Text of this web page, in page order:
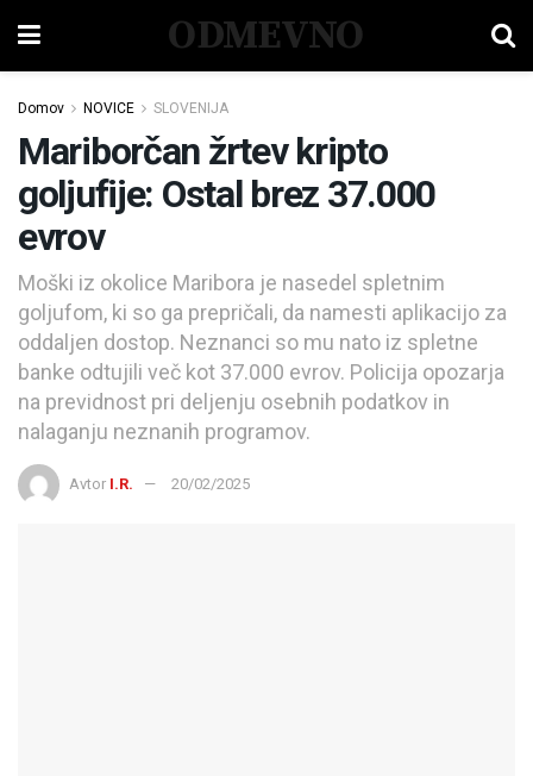
ODMEVNO
Domov NOVICE SLOVENIJA
Mariborčan žrtev kripto
goljufije: Ostal brez 37.000
evrov
Moški iz okolice Maribora je nasedel spletnim
goljufom, ki so ga prepričali, da namesti aplikacijo za
oddaljen dostop. Neznanci so mu nato iz spletne
banke odtujili več kot 37.000 evrov. Policija opozarja
na previdnost pri deljenju osebnih podatkov in
nalaganju neznanih programov.
Avtor I.R. 20/02/2025